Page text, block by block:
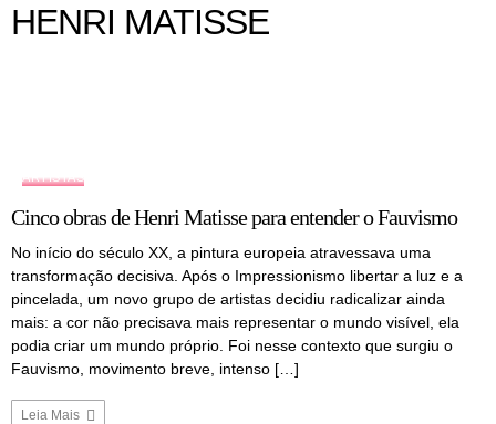
HENRI MATISSE
ARTISTAS
Cinco obras de Henri Matisse para entender o Fauvismo
No início do século XX, a pintura europeia atravessava uma
transformação decisiva. Após o Impressionismo libertar a luz e a
pincelada, um novo grupo de artistas decidiu radicalizar ainda
mais: a cor não precisava mais representar o mundo visível, ela
podia criar um mundo próprio. Foi nesse contexto que surgiu o
Fauvismo, movimento breve, intenso […]
Leia Mais